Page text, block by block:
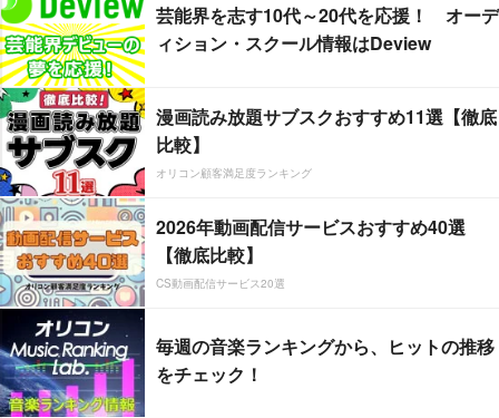
芸能界を志す10代～20代を応援！ オーデ
ィション・スクール情報はDeview
漫画読み放題サブスクおすすめ11選【徹底
比較】
オリコン顧客満足度ランキング
2026年動画配信サービスおすすめ40選
【徹底比較】
CS動画配信サービス20選
毎週の音楽ランキングから、ヒットの推移
をチェック！